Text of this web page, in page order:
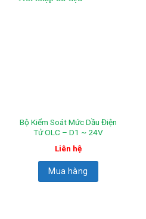
Bộ Kiểm Soát Mức Dầu Điện
Tử OLC – D1 ~ 24V
Liên hệ
Mua hàng